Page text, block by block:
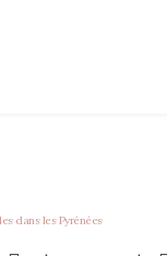
dans les Pyrénées